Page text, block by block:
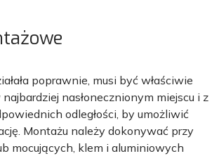
poprawnie, musi być właściwie
nasłonecznionym miejscu i z
odległości, by umożliwić
Montażu należy dokonywać przy
mocujących, klem i aluminiowych